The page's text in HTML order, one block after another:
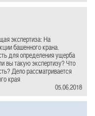
экспертиза: На
башенного крана.
для определения ущерба
вы такую экспертизу? Что
Дело рассматривается
края
05.06.2018